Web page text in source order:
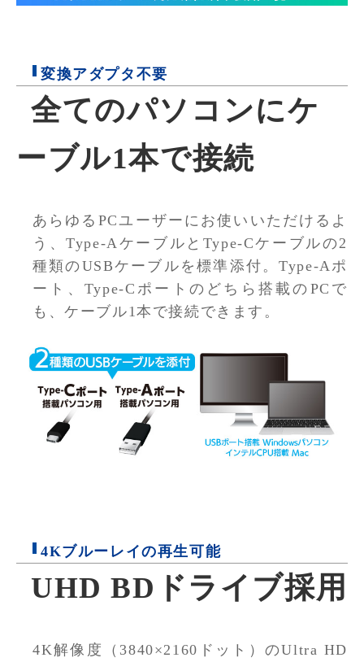
変換アダプタ不要
全てのパソコンにケ
ーブル1本で接続
あらゆるPCユーザーにお使いいただけるよ
う、Type-AケーブルとType-Cケーブルの2
種類のUSBケーブルを標準添付。Type-Aポ
ート、Type-Cポートのどちら搭載のPCで
も、ケーブル1本で接続できます。
4Kブルーレイの再生可能
UHD BDドライブ採用
4K解像度（3840×2160ドット）のUltra HD